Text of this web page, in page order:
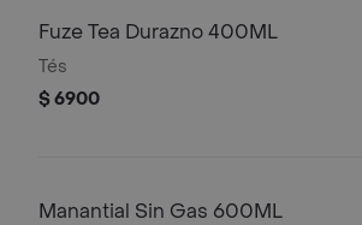
Fuze Tea Durazno 400ML
Tés
$ 6900
Manantial Sin Gas 600ML